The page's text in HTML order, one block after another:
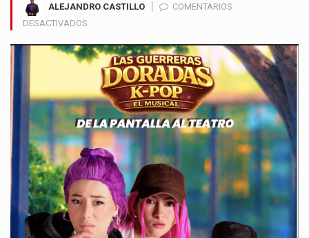
ALEJANDRO CASTILLO
COMENTARIOS
DESACTIVADOS
K-
POP
TOMA
EL
TEATRO
FAMILIAR
EN
COLOMBIA
CON
“LAS
GUERRERAS
DORADAS”,